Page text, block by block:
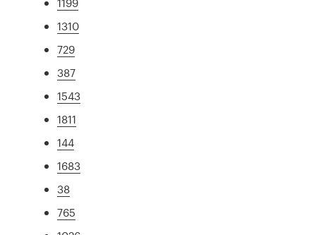
1310
729
387
1543
1811
144
1683
38
765